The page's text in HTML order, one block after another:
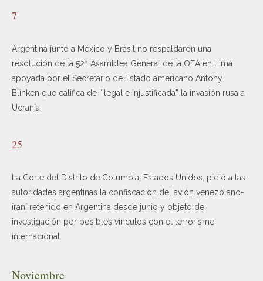
7
Argentina junto a México y Brasil no respaldaron una
resolución de la 52º Asamblea General de la OEA en Lima
apoyada por el Secretario de Estado americano Antony
Blinken que califica de “ilegal e injustificada” la invasión rusa a
Ucrania.
25
La Corte del Distrito de Columbia, Estados Unidos, pidió a las
autoridades argentinas la confiscación del avión venezolano-
iraní retenido en Argentina desde junio y objeto de
investigación por posibles vínculos con el terrorismo
internacional.
Noviembre